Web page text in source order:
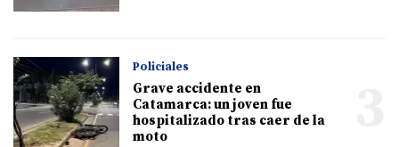
Policiales
Grave accidente en
Catamarca: un joven fue
hospitalizado tras caer de la
moto